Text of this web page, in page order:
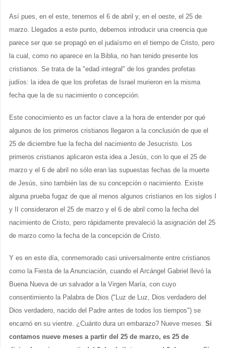
Así pues, en el este, tenemos el 6 de abril y, en el oeste, el 25 de
marzo. Llegados a este punto, debemos introducir una creencia que
parece ser que se propagó en el judaísmo en el tiempo de Cristo, pero
la cual, como no aparece en la Biblia, no han tenido presente los
cristianos. Se trata de la "edad integral" de los grandes profetas
judíos: la idea de que los profetas de Israel murieron en la misma
fecha que la de su nacimiento o concepción.
Este conocimiento es un factor clave a la hora de entender por qué
algunos de los primeros cristianos llegaron a la conclusión de que el
25 de diciembre fue la fecha del nacimiento de Jesucristo. Los
primeros cristianos aplicaron esta idea a Jesús, con lo que el 25 de
marzo y el 6 de abril no sólo eran las supuestas fechas de la muerte
de Jesús, sino también las de su concepción o nacimiento. Existe
alguna prueba fugaz de que al menos algunos cristianos en los siglos I
y II consideraron el 25 de marzo y el 6 de abril como la fecha del
nacimiento de Cristo, pero rápidamente prevaleció la asignación del 25
de marzo como la fecha de la concepción de Cristo.
Y es en este día, conmemorado casi universalmente entre cristianos
como la Fiesta de la Anunciación, cuando el Arcángel Gabriel llevó la
Buena Nueva de un salvador a la Virgen María, con cuyo
consentimiento la Palabra de Dios ("Luz de Luz, Dios verdadero del
Dios verdadero, nacido del Padre antes de todos los tiempos") se
encarnó en su vientre. ¿Cuánto dura un embarazo? Nueve meses. Si
contamos nueve meses a partir del 25 de marzo, es 25 de